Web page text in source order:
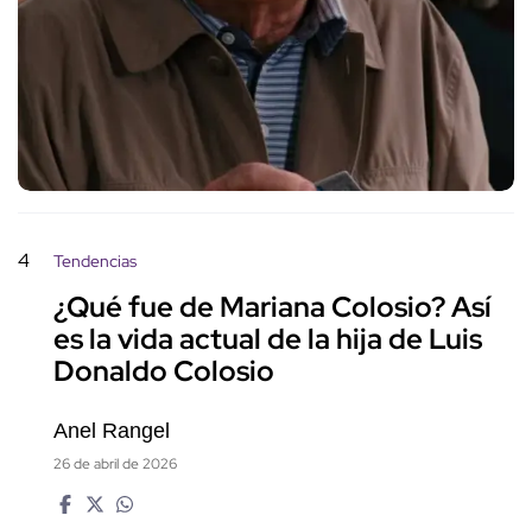
4 Tendencias
¿Qué fue de Mariana Colosio? Así
es la vida actual de la hija de Luis
Donaldo Colosio
Anel Rangel
26 de abril de 2026